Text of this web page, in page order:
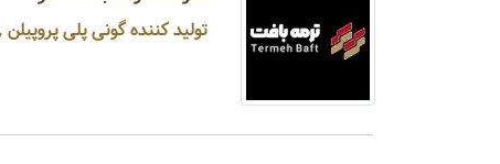
تولید کننده گونی پلی